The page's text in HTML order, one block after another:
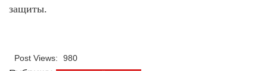
защиты.
Post Views: 980